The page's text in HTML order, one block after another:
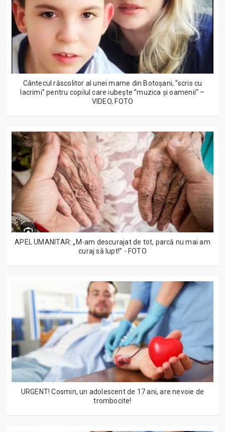
Cântecul răscolitor al unei mame din Botoșani, ”scris cu
lacrimi” pentru copilul care iubește ”muzica și oamenii” –
VIDEO, FOTO
APEL UMANITAR: „M-am descurajat de tot, parcă nu mai am
curaj să lupt!” - FOTO
URGENT! Cosmin, un adolescent de 17 ani, are nevoie de
trombocite!